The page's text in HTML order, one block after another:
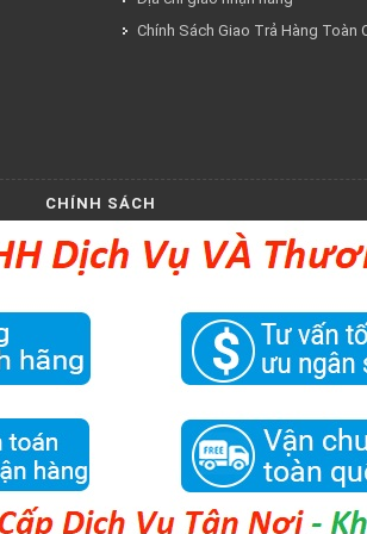
Chính Sách Giao Trả Hàng Toàn
CHÍNH SÁCH